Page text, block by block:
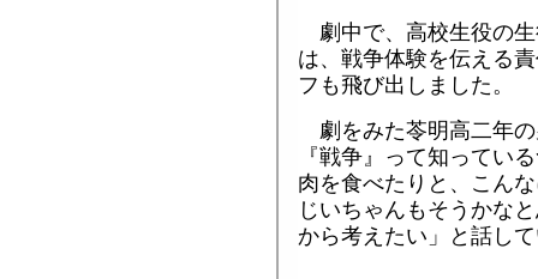
劇中で、高校生役の
は、戦争体験を伝える
フも飛び出しました。
劇をみた苓明高二年
『戦争』って知ってい
肉を食べたりと、こん
じいちゃんもそうかな
から考えたい」と話し